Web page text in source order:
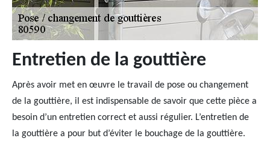
Entretien de la gouttière
Après avoir met en œuvre le travail de pose ou changement
de la gouttière, il est indispensable de savoir que cette pièce a
besoin d’un entretien correct et aussi régulier. L’entretien de
la gouttière a pour but d’éviter le bouchage de la gouttière.